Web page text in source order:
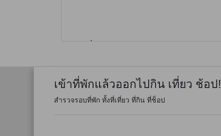
เข้าที่พักแล้วออกไปกิน เที่ยว ช้อป!
สำรวจรอบที่พัก ทั้งที่เที่ยว ที่กิน ที่ช็อป